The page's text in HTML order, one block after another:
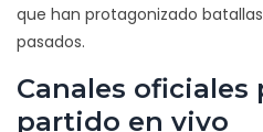
que han protagonizado
pasados.
Canales oficiales
partido en vivo